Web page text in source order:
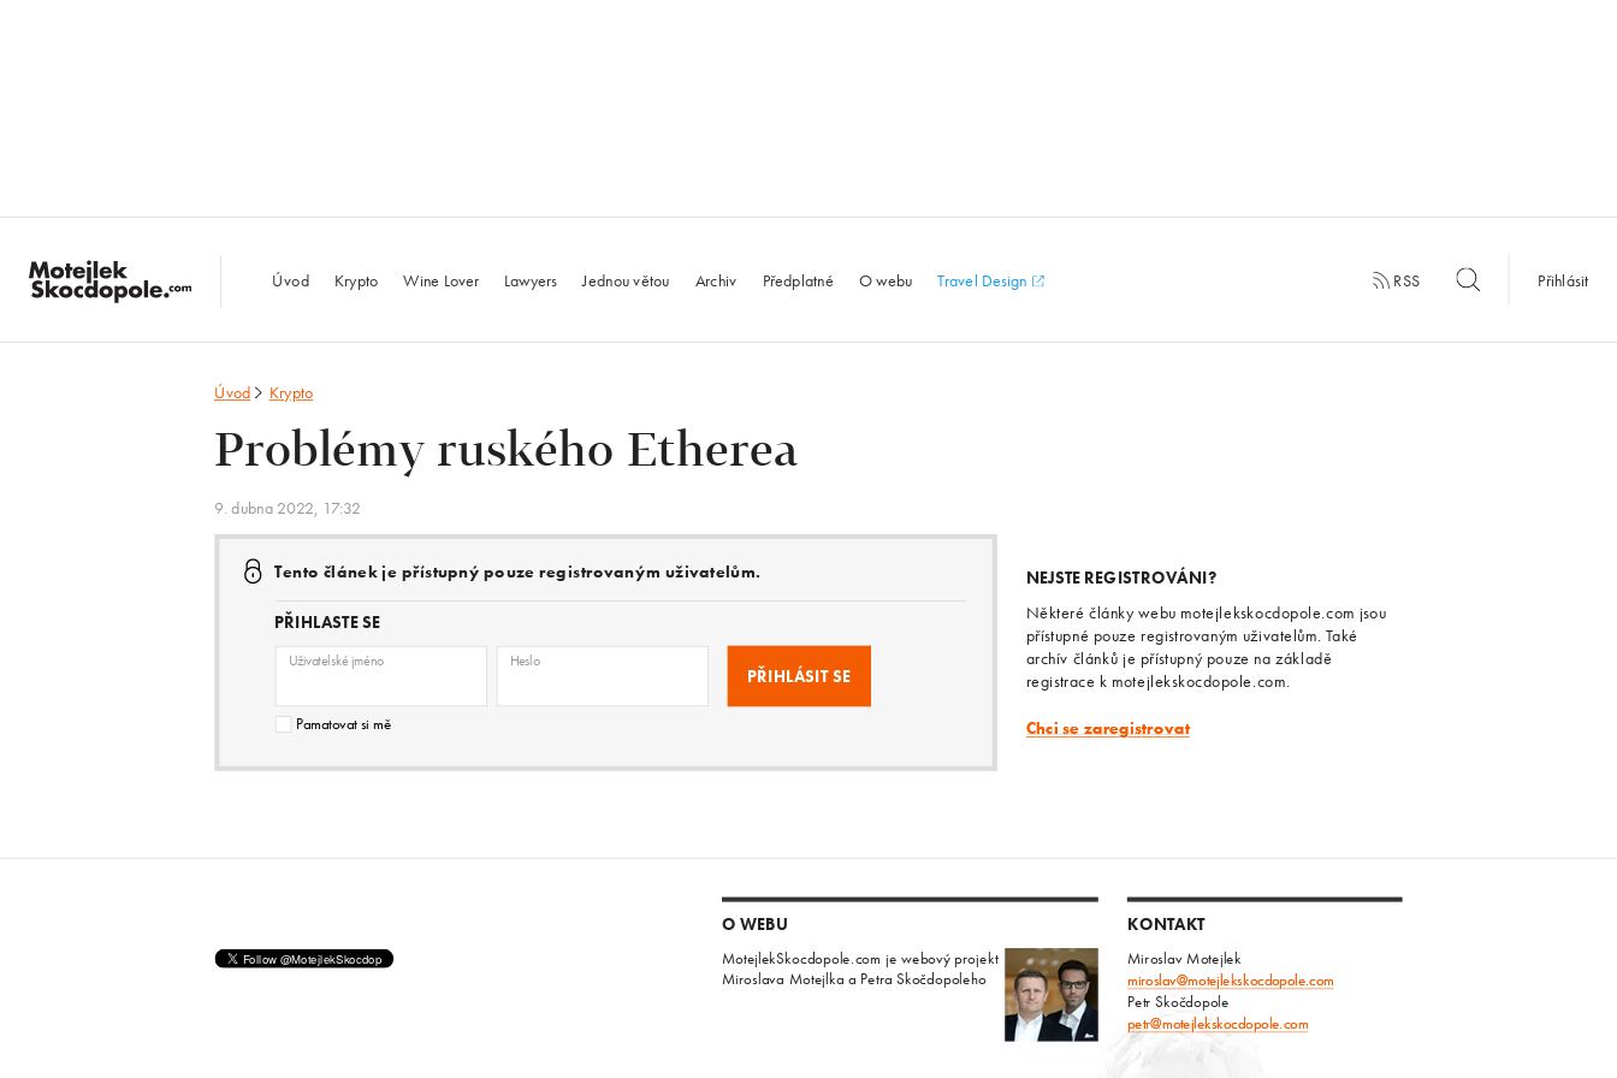
MotejlekSkocdopole.com
Úvod Krypto Wine Lover Lawyers Jednou větou Archiv Předplatné O webu Travel Design RSS Přihlásit
Úvod Krypto
Problémy ruského Etherea
9. dubna 2022, 17:32
Tento článek je přístupný pouze registrovaným uživatelům.
PŘIHLASTE SE
Uživatelské jméno Heslo
Pamatovat si mě
NEJSTE REGISTROVÁNI?
Některé články webu motejlekskocdopole.com jsou
přístupné pouze registrovaným uživatelům. Také
archív článků je přístupný pouze na základě
registrace k motejlekskocdopole.com.
Chci se zaregistrovat
O WEBU
MotejlekSkocdopole.com je webový projekt
Miroslava Motejlka a Petra Skočdopoleho
KONTAKT
Miroslav Motejlek
miroslav@motejlekskocdopole.com
Petr Skočdopole
petr@motejlekskocdopole.com